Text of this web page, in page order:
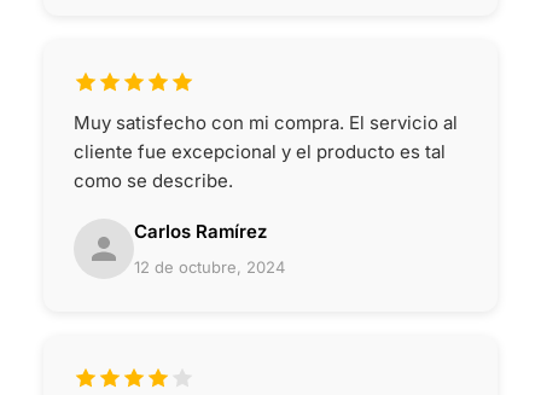
Muy satisfecho con mi compra. El servicio al
cliente fue excepcional y el producto es tal
como se describe.
Carlos Ramírez
12 de octubre, 2024